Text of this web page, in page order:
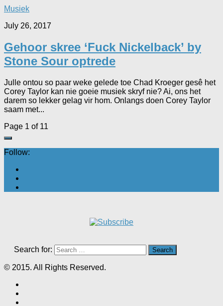
Musiek
July 26, 2017
Gehoor skree ‘Fuck Nickelback’ by
Stone Sour optrede
Julle ontou so paar weke gelede toe Chad Kroeger gesê het
Corey Taylor kan nie goeie musiek skryf nie? Ai, ons het
darem so lekker gelag vir hom. Onlangs doen Corey Taylor
saam met...
Page 1 of 11
Follow:
Search for:
© 2015. All Rights Reserved.